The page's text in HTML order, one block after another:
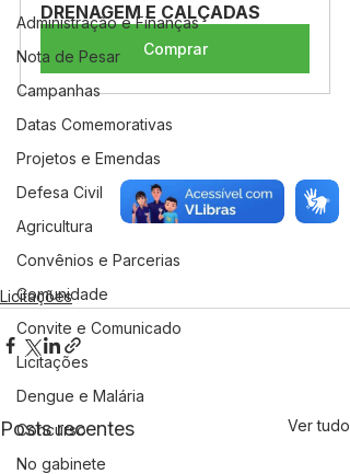
Administração e Finanças
Nota de Pesar
Campanhas
Datas Comemorativas
Projetos e Emendas
Defesa Civil
Agricultura
Convênios e Parcerias
Comunidade
Convite e Comunicado
Licitações
Dengue e Malária
Concurso
No gabinete
DRENAGEM E CALÇADAS
Comprar
Licitações
Posts recentes Ver tudo